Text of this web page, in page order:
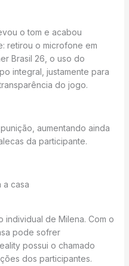
o tom e acabou
retirou o microfone em
Brasil 26, o uso do
integral, justamente para
do jogo.
aumentando ainda
da participante.
a casa
individual de Milena. Com o
pode sofrer
possui o chamado
dos participantes.